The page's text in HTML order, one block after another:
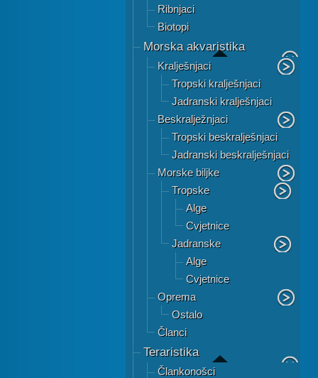
Ribnjaci
Biotopi
Morska akvaristika
Kralješnjaci
Tropski kralješnjaci
Jadranski kralješnjaci
Beskralježnjaci
Tropski beskralješnjaci
Jadranski beskralješnjaci
Morske biljke
Tropske
Alge
Cvjetnice
Jadranske
Alge
Cvjetnice
Oprema
Ostalo
Članci
Teraristika
Člankonošci